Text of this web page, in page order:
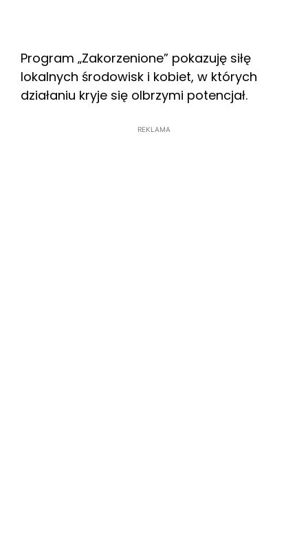
Program „Zakorzenione” pokazuję siłę
lokalnych środowisk i kobiet, w których
działaniu kryje się olbrzymi potencjał.
REKLAMA